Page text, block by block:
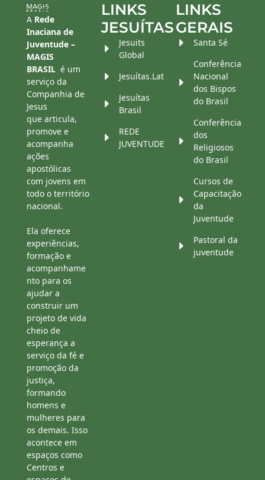
A Rede
Inaciana de
Juventude –
MAGIS
BRASIL é um
serviço da
Companhia de
Jesus
que articula,
promove e
acompanha
ações
apostólicas
com jovens em
todo o território
nacional.
Ela oferece
experiências,
formação e
acompanhame
nto para os
ajudar a
construir um
projeto de vida
cheio de
esperança a
serviço da fé e
promoção da
justiça,
formando
homens e
mulheres para
os demais. Isso
acontece em
espaços como
Centros e
LINKS
JESUÍTAS
Jesuits
Global
Jesuítas.Lat
Jesuítas
Brasil
REDE
JUVENTUDE
LINKS
GERAIS
Santa Sé
Conferência
Nacional
dos Bispos
do Brasil
Conferência
dos
Religiosos
do Brasil
Cursos de
Capacitação
da
Juventude
Pastoral da
juventude